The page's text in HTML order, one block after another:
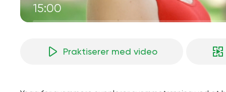
15:00
Praktiserer med video